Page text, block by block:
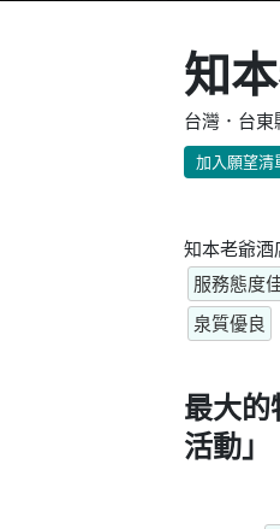
知
台灣．台
加入願望清
知本老爺酒
服務態度
泉質優良
最大的
活動」